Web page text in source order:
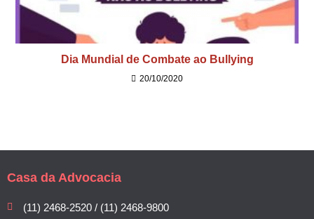
Dia Mundial de Combate ao Bullying
20/10/2020
Casa da Advocacia
(11) 2468-2520 / (11) 2468-9800